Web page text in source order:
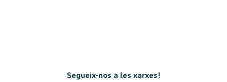
Segueix-nos a les xarxes!